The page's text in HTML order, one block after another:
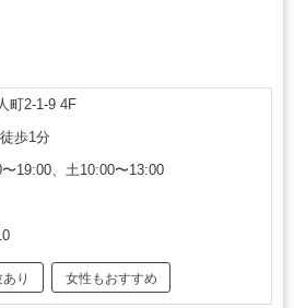
町2-1-9 4F
歩1分
19:00、土10:00〜13:00
り 女性もおすすめ